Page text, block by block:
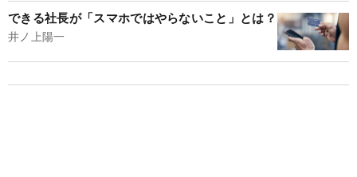
できる社長が「スマホではやらないこと」とは？
井ノ上陽一